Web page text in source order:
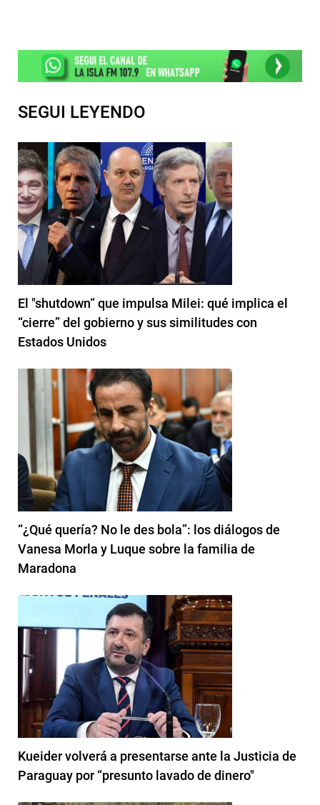
SEGUI LEYENDO
El "shutdown“ que impulsa Milei: qué implica el
“cierre” del gobierno y sus similitudes con
Estados Unidos
“¿Qué quería? No le des bola”: los diálogos de
Vanesa Morla y Luque sobre la familia de
Maradona
Kueider volverá a presentarse ante la Justicia de
Paraguay por “presunto lavado de dinero"